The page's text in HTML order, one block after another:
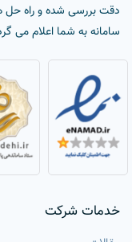
دقت بررسی شده و راه حل
سامانه به شما اعلام می
خدمات شرکت